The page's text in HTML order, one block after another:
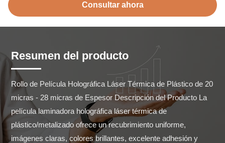
Consultar ahora
Resumen del producto
Rollo de Película Holográfica Láser Térmica de Plástico de 20
micras - 28 micras de Espesor Descripción del Producto La
película laminadora holográfica láser térmica de
plástico/metalizado ofrece un recubrimiento uniforme,
imágenes claras, colores brillantes, excelente adhesión y